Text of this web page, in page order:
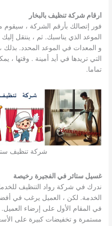
ارقام شركة تنظيف بالبخار
فور إتصالك بأرقم الشركة ، سيقوم
الموعد الذي يناسبك. ثم ، ينتقل
و المعدات في الموعد المحدد.
التي تريدها في أيد أمينة . وقتها ،
تماما.
شركة تنظيف
غسيل ستائر في الفجيرة رخيصة
ندرك في شركة رواد التنظيف
الخدمة. لكن ، العميل يرغب في
في المقام الأول على إرضاء العميل.
مستمرة و تخفيضات كبيرة على